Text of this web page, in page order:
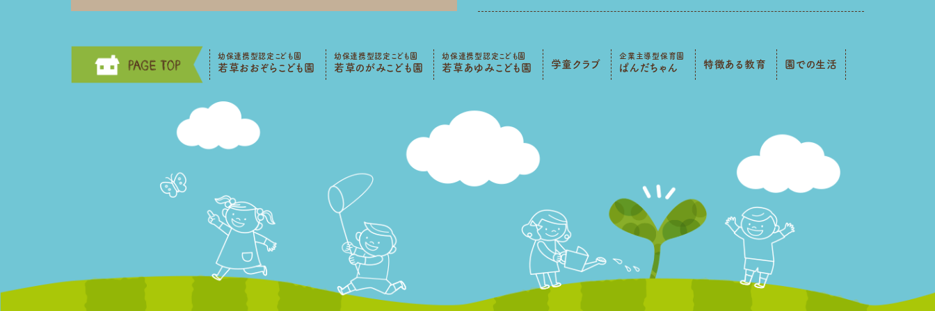
幼保連携型認定こども園
若草おおぞらこども園
幼保連携型認定こども園
若草のがみこども園
幼保連携型認定こども園
若草あゆみこども園 学童クラブ
企業主導型保育園
ぱんだちゃん 特徴ある教育 園での生活